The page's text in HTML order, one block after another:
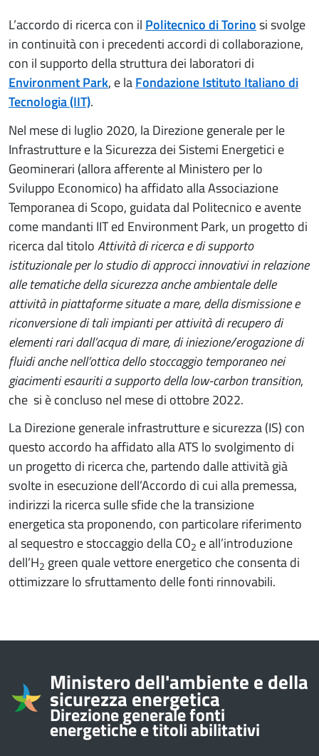
L’accordo di ricerca con il Politecnico di Torinosi svolge
in continuità con i precedenti accordi di collaborazione,
con il supporto della struttura dei laboratori di
Environment Park, e laFondazione Istituto Italiano di
Tecnologia (IIT).
Nel mese di luglio 2020, la Direzione generale per le
Infrastrutture e la Sicurezza dei Sistemi Energetici e
Geominerari (allora afferente al Ministero per lo
Sviluppo Economico) ha affidato alla Associazione
Temporanea di Scopo, guidata dal Politecnico e avente
come mandanti IIT ed Environment Park, un progetto di
ricerca dal titoloAttività di ricerca e di supporto
istituzionale per lo studio di approcci innovativi in relazione
alle tematiche della sicurezza anche ambientale delle
attività in piattaforme situate a mare, della dismissione e
riconversione di tali impianti per attività di recupero di
elementi rari dall’acqua di mare, di iniezione/erogazione di
fluidi anche nell’ottica dello stoccaggio temporaneo nei
giacimenti esauriti a supporto della low-carbon transition,
che si è concluso nel mese di ottobre 2022.
La Direzione generale infrastrutture e sicurezza (IS) con
questo accordo ha affidato alla ATS lo svolgimento di
un progetto di ricerca che, partendo dalle attività già
svolte in esecuzione dell’Accordo di cui alla premessa,
indirizzi la ricerca sulle sfide che la transizione
energetica sta proponendo, con particolare riferimento
al sequestro e stoccaggio della CO2 e all’introduzione
dell’H2 green quale vettore energetico che consenta di
ottimizzare lo sfruttamento delle fonti rinnovabili.
Informazioni su
Ministero dell'ambiente e della
sicurezza energetica
Direzione generale fonti
energetiche e titoli abilitativi